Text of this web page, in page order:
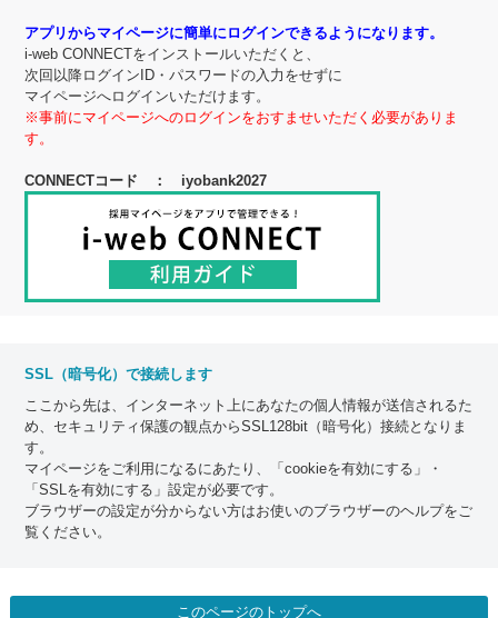
アプリからマイページに簡単にログインできるようになります。
i-web CONNECTをインストールいただくと、
次回以降ログインID・パスワードの入力をせずに
マイページへログインいただけます。
※事前にマイページへのログインをおすませいただく必要がありま
す。
CONNECTコード ： iyobank2027
SSL（暗号化）で接続します
ここから先は、インターネット上にあなたの個人情報が送信されるた
め、セキュリティ保護の観点からSSL128bit（暗号化）接続となりま
す。
マイページをご利用になるにあたり、「cookieを有効にする」・
「SSLを有効にする」設定が必要です。
ブラウザーの設定が分からない方はお使いのブラウザーのヘルプをご
覧ください。
このページのトップへ